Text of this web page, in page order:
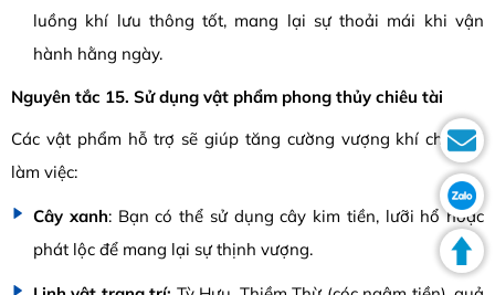
luồng khí lưu thông tốt, mang lại sự thoải mái khi vận
hành hằng ngày.
Nguyên tắc 15. Sử dụng vật phẩm phong thủy chiêu tài
Các vật phẩm hỗ trợ sẽ giúp tăng cường vượng khí cho nơi
làm việc:
Cây xanh: Bạn có thể sử dụng cây kim tiền, lưỡi hổ hoặc
phát lộc để mang lại sự thịnh vượng.